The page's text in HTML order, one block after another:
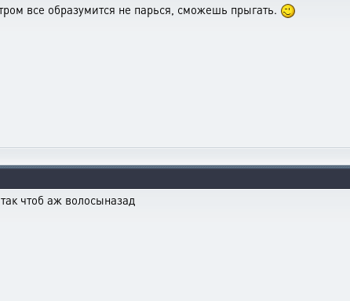
все образумится не парься, сможешь прыгать.
чтоб аж волосыназад